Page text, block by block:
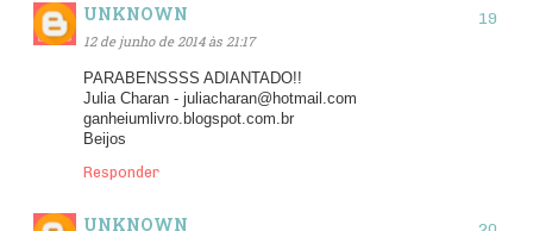
UNKNOWN
12 de junho de 2014 às 21:17
PARABENSSSS ADIANTADO!!
Julia Charan - juliacharan@hotmail.com
ganheiumlivro.blogspot.com.br
Beijos
Responder
UNKNOWN